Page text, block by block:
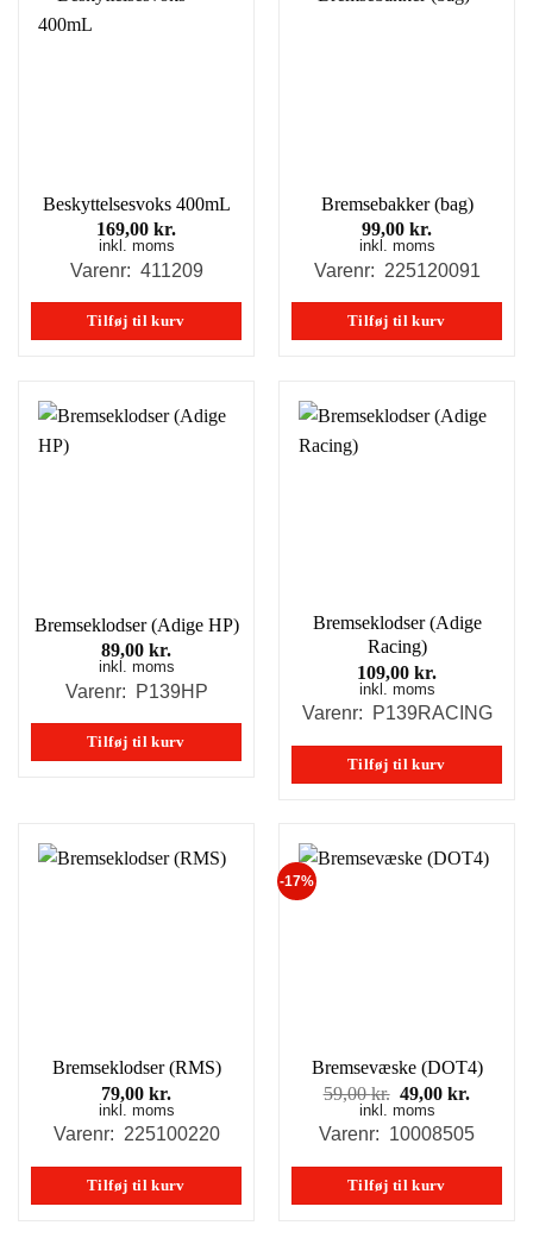
Beskyttelsesvoks 400mL
169,00 kr.
inkl. moms
Varenr: 411209
Tilføj til kurv
Bremsebakker (bag)
99,00 kr.
inkl. moms
Varenr: 225120091
Tilføj til kurv
Bremseklodser (Adige HP)
89,00 kr.
inkl. moms
Varenr: P139HP
Tilføj til kurv
Bremseklodser (Adige
Racing)
109,00 kr.
inkl. moms
Varenr: P139RACING
Tilføj til kurv
Bremseklodser (RMS)
79,00 kr.
inkl. moms
Varenr: 225100220
Tilføj til kurv
-17%
Bremsevæske (DOT4)
59,00kr. Den
oprindelige
pris
59,00 kr..
49,00kr.
pris
49,00
inkl. moms
Varenr: 10008505
Tilføj til kurv